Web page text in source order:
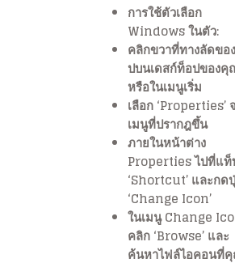
การใช้ตัวเลือก
Windows ในตัว:
คลิกขวาที่ทางลัดขอ
ปบนเดสก์ท็อปของ
หรือในเมนูเริ่ม
เลือก ‘Properties’
เมนูที่ปรากฎขึ้น
ภายในหน้าต่าง
Properties ไปที่แ
‘Shortcut’ และกด
‘Change Icon’
ในเมนู Change
คลิก ‘Browse’ และ
ค้นหาไฟล์ไอคอนที่